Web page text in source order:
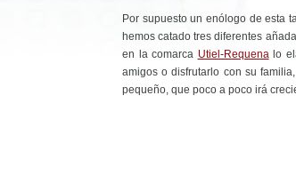
Por supuesto un enólogo de esta
hemos catado tres diferentes
en la comarca Utiel-Requenalo
amigos o disfrutarlo con su
pequeño, que poco a poco irá